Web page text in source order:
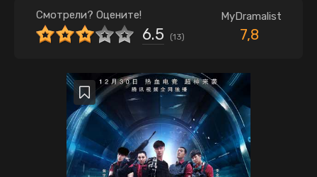
Смотрели? Оцените!
6.5 (13)
MyDramalist
7,8